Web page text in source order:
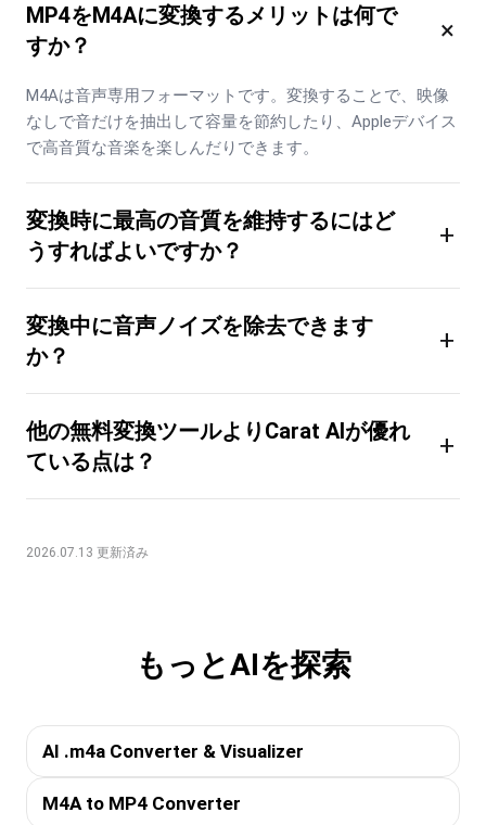
MP4をM4Aに変換するメリットは何で
すか？
×
M4Aは音声専用フォーマットです。変換することで、映像
なしで音だけを抽出して容量を節約したり、Appleデバイス
で高音質な音楽を楽しんだりできます。
変換時に最高の音質を維持するにはど
うすればよいですか？
+
変換中に音声ノイズを除去できます
か？
+
他の無料変換ツールよりCarat AIが優れ
ている点は？
+
2026.07.13 更新済み
もっとAIを探索
AI .m4a Converter & Visualizer
M4A to MP4 Converter